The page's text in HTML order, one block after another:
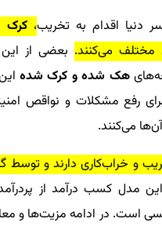
دنیا اقدام به تخریب، کرک
می‌کنند. بعضی از
هک شده و کرک شدهاین
رفع مشکلات و نواقص
می‌کنند.
و خراب‌کاری دارند و توسط
مدل کسب درآمد از
است. در ادامه مزیت‌ها و